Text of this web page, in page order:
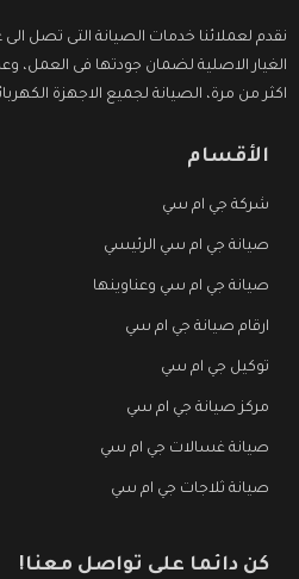
نقدم لعملائنا خدمات الصيانة التى تصل
الغيار الاصلية لضمان جودتها فى العمل،
اكثر من مرة، الصيانة لجميع الاجهزة
الأقسام
شركة جي ام سي
صيانة جي ام سي الرئيسي
صيانة جي ام سي وعناوينها
ارقام صيانة جي ام سي
توكيل جي ام سي
مركز صيانة جي ام سي
صيانة غسالات جي ام سي
صيانة ثلاجات جي ام سي
كن دائما على تواصل معنا!